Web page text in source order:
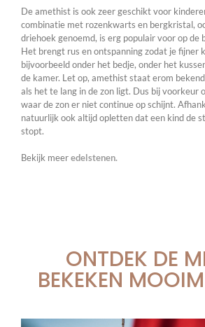
De amethist is ook zeer geschikt voor
combinatie met rozenkwarts en bergkristal,
driehoek genoemd, is erg populair voor op de
Het brengt rus en ontspanning zodat je fijner
bijvoorbeeld onder het bedje, onder het
de kamer. Let op, amethist staat erom
als het te lang in de zon ligt. Dus bij voorkeur
waar de zon er niet continue op schijnt.
natuurlijk ook altijd opletten dat een kind de
stopt.
Bekijk meeredelstenen.
ONTDEK DE
BEKEKEN